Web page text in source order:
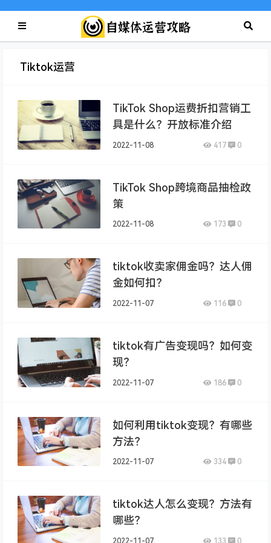
Tiktok运营
TikTok Shop运费折扣营销工
具是什么？开放标准介绍
2022-11-08 417 0
TikTok Shop跨境商品抽检政
策
2022-11-08 173 0
tiktok收卖家佣金吗？达人佣
金如何扣？
2022-11-07 116 0
tiktok有广告变现吗？如何变
现？
2022-11-07 186 0
如何利用tiktok变现？有哪些
方法？
2022-11-07 334 0
tiktok达人怎么变现？方法有
哪些？
2022-11-07 133 0